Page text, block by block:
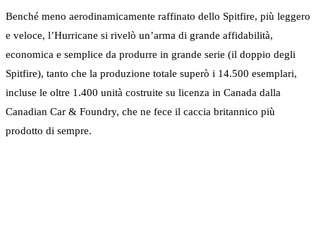
Benché meno aerodinamicamente raffinato dello Spitfire, più leggero
e veloce, l’Hurricane si rivelò un’arma di grande affidabilità,
economica e semplice da produrre in grande serie (il doppio degli
Spitfire), tanto che la produzione totale superò i 14.500 esemplari,
incluse le oltre 1.400 unità costruite su licenza in Canada dalla
Canadian Car & Foundry, che ne fece il caccia britannico più
prodotto di sempre.